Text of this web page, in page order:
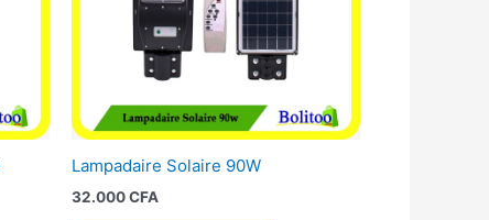
Lampadaire Solaire 90W
32.000CFA